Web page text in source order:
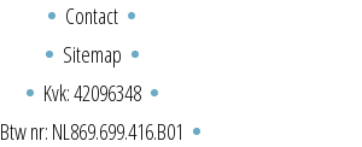
Contact
Sitemap
Kvk: 42096348
Btw nr: NL869.699.416.B01